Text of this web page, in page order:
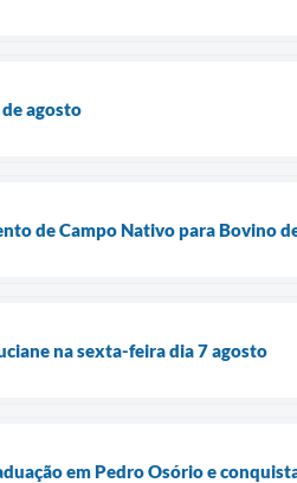
agosto
de Campo Nativo para Bovino
na sexta-feira dia 7 agosto
em Pedro Osório e